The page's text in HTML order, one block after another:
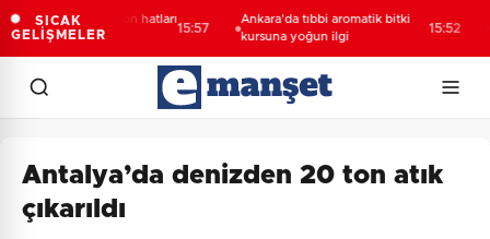
SICAK
GELİŞMELER
kanalizasyon hatları
15:57
Ankara'da tıbbi aromatik bitki
kursuna yoğun ilgi
15:52
Antalya’da denizden 20 ton atık
çıkarıldı